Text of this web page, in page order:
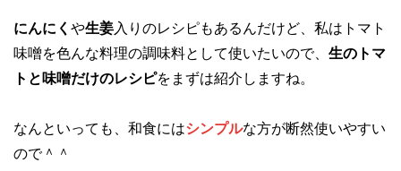
にんにく や生姜入りのレシピもあるんだけど、私はトマト
味噌を色んな料理の調味料として使いたいので、 生のトマ
トと味噌だけのレシピをまずは紹介しますね。
なんといっても、和食にはシンプルな方が断然使いやすい
ので＾＾